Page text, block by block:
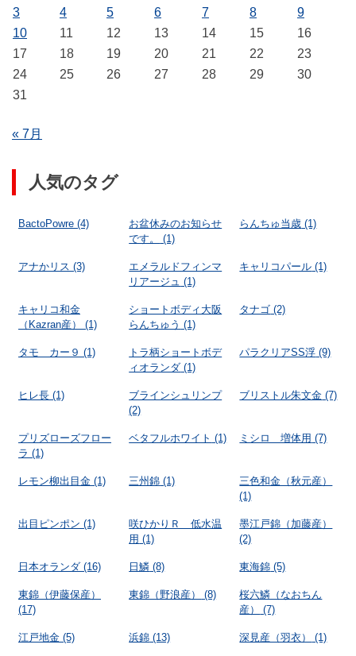
3
4 5 6 7 8
9
10
11 12 13 14 15
16
17
18 19 20 21 22
23
24
25 26 27 28 29
30
31
« 7月
人気のタグ
BactoPowre (4)
お盆休みのお知らせ
です。
(1)
らんちゅ当歳 (1)
アナかリス (3)
エメラルドフィンマ
リアージュ (1)
キャリコパール (1)
キャリコ和金
（Kazran産）
(1)
ショートボディ大阪
らんちゅう (1)
タナゴ (2)
タモ カー９ (1)
トラ柄ショートボデ
ィオランダ (1)
パラクリアSS浮 (9)
ヒレ長 (1)
ブラインシュリンプ
(2)
ブリストル朱文金 (7)
プリズローズフロー
ラ (1)
ベタフルホワイト (1) ミシロ 増体用 (7)
レモン柳出目金 (1) 三州錦 (1)
三色和金（秋元産）
(1)
出目ピンポン (1)
咲ひかりＲ 低水温
用 (1)
墨江戸錦（加藤産）
(2)
日本オランダ (16) 日鱗 (8) 東海錦 (5)
東錦（伊藤保産）
(17)
東錦（野浪産） (8)
桜六鱗（なおちん
産）
(7)
江戸地金 (5) 浜錦 (13) 深見産（羽衣） (1)